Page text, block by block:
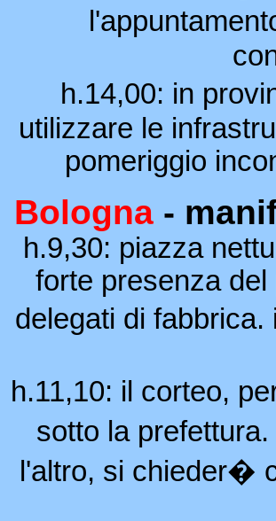
h.14,00: in
utilizzare le
pomeriggio
Bologna -
h.9,30: piazza
forte presenza
delegati di
h.11,10: il corteo,
sotto la
l'altro, si chieder�